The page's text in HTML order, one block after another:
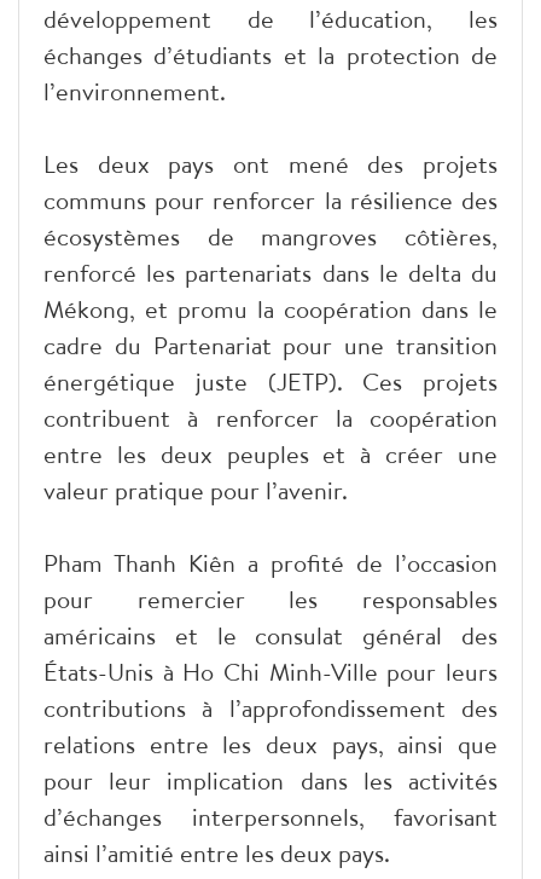
développement de l’éducation, les
échanges d’étudiants et la protection de
l’environnement.
Les deux pays ont mené des projets
communs pour renforcer la résilience des
écosystèmes de mangroves côtières,
renforcé les partenariats dans le delta du
Mékong, et promu la coopération dans le
cadre du Partenariat pour une transition
énergétique juste (JETP). Ces projets
contribuent à renforcer la coopération
entre les deux peuples et à créer une
valeur pratique pour l’avenir.
Pham Thanh Kiên a profité de l’occasion
pour remercier les responsables
américains et le consulat général des
États-Unis à Ho Chi Minh-Ville pour leurs
contributions à l’approfondissement des
relations entre les deux pays, ainsi que
pour leur implication dans les activités
d’échanges interpersonnels, favorisant
ainsi l’amitié entre les deux pays.